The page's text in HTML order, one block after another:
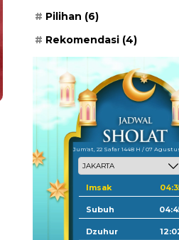
Pilihan (6)
Rekomendasi (4)
Jum'at, 22 Safar 1448 H / 07
Imsak
Subuh
Dzuhur